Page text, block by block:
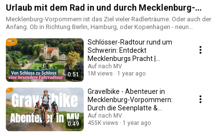
Urlaub mit dem Rad in und durch Mecklenburg-
Vorpommern
Mecklenburg-Vorpommern ist das Ziel vieler Radlerträume. Oder auch der
Anfang. Ob in Richtung Berlin, Hamburg, oder Kopenhagen - neun
und darüber hinaus. Auf gut ausgeschilderten Routen begeistert jeder
Radfernweg mit seinem ganz eigenen Charme.
0:51
Schlösser-Radtour rund um
Schwerin: Entdeckt
Mecklenburgs Pracht |
Mecklenburg-Vorpommern
Auf nach MV
1M views
1 year ago
0:49
Gravelbike - Abenteuer in
Mecklenburg-Vorpommern:
Durch die Seenplatte &
Mecklenburgische Schweiz
Auf nach MV
455K views
1 year ago